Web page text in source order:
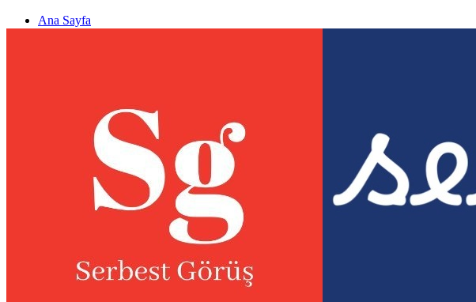
Ana Sayfa